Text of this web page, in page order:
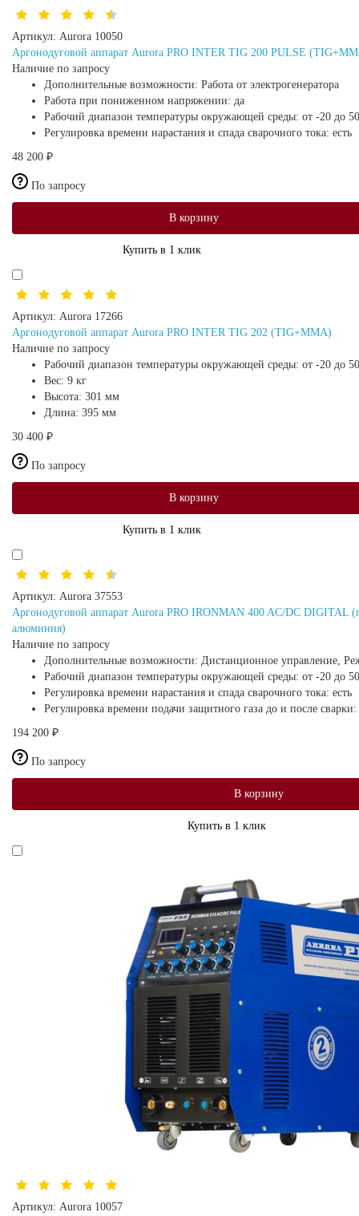
Артикул: Aurora 10050
Аргонодуговой аппарат Aurora PRO INTER TIG 200 PULSE
Наличие по запросу
Дополнительные возможности: Работа от электрогенератора
Работа при пониженном напряжении: да
Рабочий диапазон температуры окружающей среды: от -20 до
Регулировка времени нарастания и спада сварочного тока: есть
48 200 ₽
По запросу
В корзину
Купить в 1 клик
Артикул: Aurora 17266
Аргонодуговой аппарат Aurora PRO INTER TIG 202 (TIG+MMA)
Наличие по запросу
Рабочий диапазон температуры окружающей среды: от -20 до
Вес: 9 кг
Высота: 301 мм
Длина: 395 мм
30 400 ₽
По запросу
В корзину
Купить в 1 клик
Артикул: Aurora 37553
Аргонодуговой аппарат Aurora PRO IRONMAN 400 AC/DC DIGITAL
алюминия)
Наличие по запросу
Дополнительные возможности: Дистанционное управление,
Рабочий диапазон температуры окружающей среды: от -20 до
Регулировка времени нарастания и спада сварочного тока: есть
Регулировка времени подачи защитного газа до и после сварки:
194 200 ₽
По запросу
В корзину
Купить в 1 клик
Артикул: Aurora 10057